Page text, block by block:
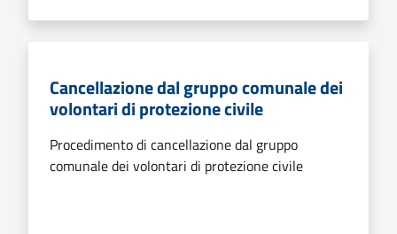
Cancellazione dal gruppo comunale dei
volontari di protezione civile
Procedimento di cancellazione dal gruppo
comunale dei volontari di protezione civile